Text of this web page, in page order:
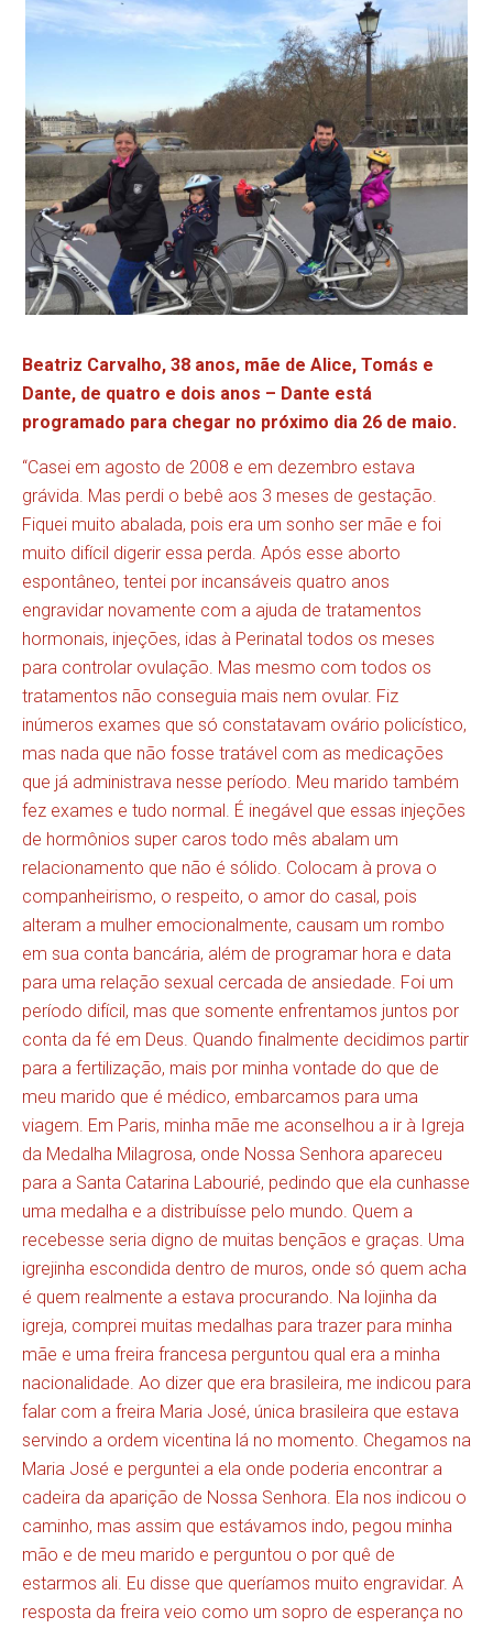
Beatriz Carvalho, 38 anos, mãe de Alice, Tomás e
Dante, de quatro e dois anos – Dante está
programado para chegar no próximo dia 26 de maio.
“Casei em agosto de 2008 e em dezembro estava
grávida. Mas perdi o bebê aos 3 meses de gestação.
Fiquei muito abalada, pois era um sonho ser mãe e foi
muito difícil digerir essa perda. Após esse aborto
espontâneo, tentei por incansáveis quatro anos
engravidar novamente com a ajuda de tratamentos
hormonais, injeções, idas à Perinatal todos os meses
para controlar ovulação. Mas mesmo com todos os
tratamentos não conseguia mais nem ovular. Fiz
inúmeros exames que só constatavam ovário policístico,
mas nada que não fosse tratável com as medicações
que já administrava nesse período. Meu marido também
fez exames e tudo normal. É inegável que essas injeções
de hormônios super caros todo mês abalam um
relacionamento que não é sólido. Colocam à prova o
companheirismo, o respeito, o amor do casal, pois
alteram a mulher emocionalmente, causam um rombo
em sua conta bancária, além de programar hora e data
para uma relação sexual cercada de ansiedade. Foi um
período difícil, mas que somente enfrentamos juntos por
conta da fé em Deus. Quando finalmente decidimos partir
para a fertilização, mais por minha vontade do que de
meu marido que é médico, embarcamos para uma
viagem. Em Paris, minha mãe me aconselhou a ir à Igreja
da Medalha Milagrosa, onde Nossa Senhora apareceu
para a Santa Catarina Labourié, pedindo que ela cunhasse
uma medalha e a distribuísse pelo mundo. Quem a
recebesse seria digno de muitas bençãos e graças. Uma
igrejinha escondida dentro de muros, onde só quem acha
é quem realmente a estava procurando. Na lojinha da
igreja, comprei muitas medalhas para trazer para minha
mãe e uma freira francesa perguntou qual era a minha
nacionalidade. Ao dizer que era brasileira, me indicou para
falar com a freira Maria José, única brasileira que estava
servindo a ordem vicentina lá no momento. Chegamos na
Maria José e perguntei a ela onde poderia encontrar a
cadeira da aparição de Nossa Senhora. Ela nos indicou o
caminho, mas assim que estávamos indo, pegou minha
mão e de meu marido e perguntou o por quê de
estarmos ali. Eu disse que queríamos muito engravidar. A
resposta da freira veio como um sopro de esperança no